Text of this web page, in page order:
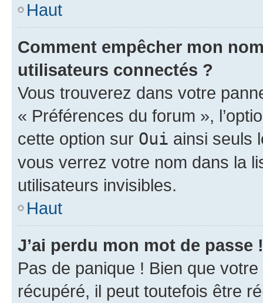
Haut
Comment empêcher mon
utilisateurs connectés ?
Vous trouverez dans votre
« Préférences du forum »,
cette option sur Oui ainsi seuls
vous verrez votre nom dans la
utilisateurs invisibles.
Haut
J’ai perdu mon mot de passe !
Pas de panique ! Bien que
récupéré, il peut toutefois être